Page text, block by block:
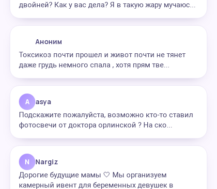
двойней? Как у вас дела? Я в такую жару мучаюс...
Аноним
Токсикоз почти прошел и живот почти не тянет
даже грудь немного спала , хотя прям тве...
A asya
Подскажите пожалуйста, возможно кто-то ставил
фотосвечи от доктора орлинской ? На ско...
N Nargiz
Дорогие будущие мамы 🤍 Мы организуем
камерный ивент для беременных девушек в